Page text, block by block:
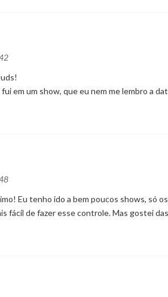
em um show, que eu nem me lembro a
Eu tenho ido a bem poucos shows, só
fácil de fazer esse controle. Mas gostei